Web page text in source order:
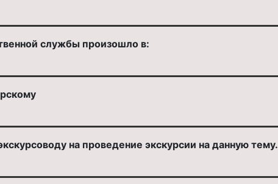
службы произошло в:
на проведение экскурсии на данную тему.